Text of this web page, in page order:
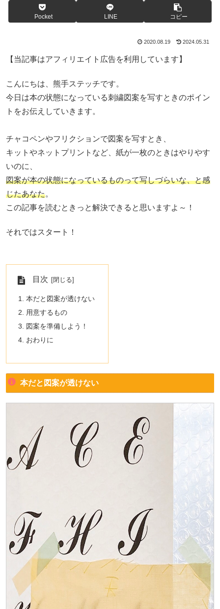
Pocket LINE コピー
2020.08.19 2024.05.31
【当記事はアフィリエイト広告を利用しています】
こんにちは、熊手ステッチです。
今日は本の状態になっている刺繍図案を写すときのポイン
トをお伝えしていきます。
チャコペンやフリクションで図案を写すとき、
キットやネットプリントなど、紙が一枚のときはやりやす
いのに、
図案が本の状態になっているものって写しづらいな、と感
じたあなた。
この記事を読むときっと解決できると思いますよ～！
それではスタート！
目次
本だと図案が透けない
用意するもの
図案を準備しよう！
おわりに
本だと図案が透けない